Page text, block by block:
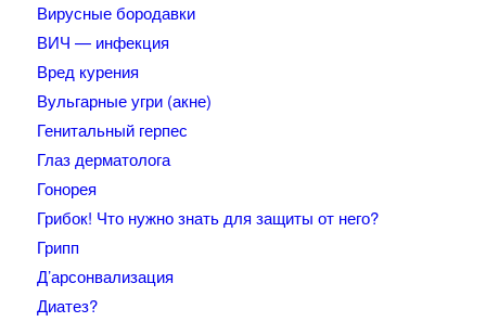
Вирусные бородавки
ВИЧ — инфекция
Вред курения
Вульгарные угри (акне)
Генитальный герпес
Глаз дерматолога
Гонорея
Грибок! Что нужно знать для защиты от него?
Грипп
Д’арсонвализация
Диатез?